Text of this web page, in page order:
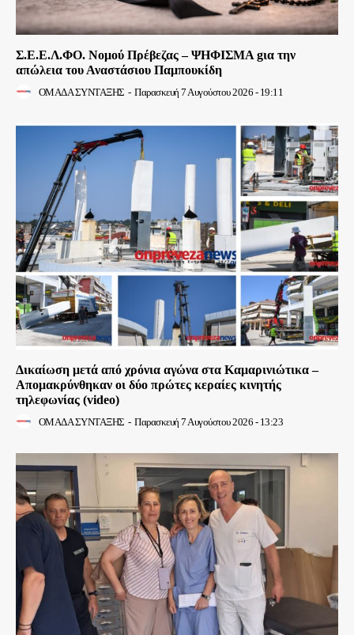
Σ.Ε.Ε.Λ.ΦΟ. Νομού Πρέβεζας – ΨΗΦΙΣΜΑ gια την
απώλεια του Αναστάσιου Παμπουκίδη
ΟΜΑΔΑ ΣΥΝΤΑΞΗΣ - Παρασκευή 7 Αυγούστου 2026 - 19:11
Δικαίωση μετά από χρόνια αγώνα στα Καμαρινιώτικα –
Απομακρύνθηκαν οι δύο πρώτες κεραίες κινητής
τηλεφωνίας (video)
ΟΜΑΔΑ ΣΥΝΤΑΞΗΣ - Παρασκευή 7 Αυγούστου 2026 - 13:23